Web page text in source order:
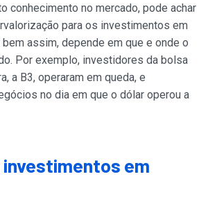
conhecimento no mercado, pode achar
para os investimentos em
bem assim, depende em que e onde o
Por exemplo, investidores da bolsa
a B3, operaram em queda, e
no dia em que o dólar operou a
investimentos em